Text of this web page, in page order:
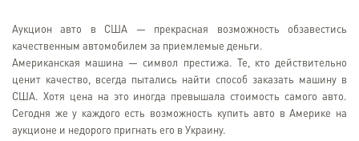
Аукцион авто в США — прекрасная возможность обзавестись
качественным автомобилем за приемлемые деньги.
Американская машина — символ престижа. Те, кто действительно
ценит качество, всегда пытались найти способ заказать машину в
США. Хотя цена на это иногда превышала стоимость самого авто.
Сегодня же у каждого есть возможность купить авто в Америке на
аукционе и недорого пригнать его в Украину.